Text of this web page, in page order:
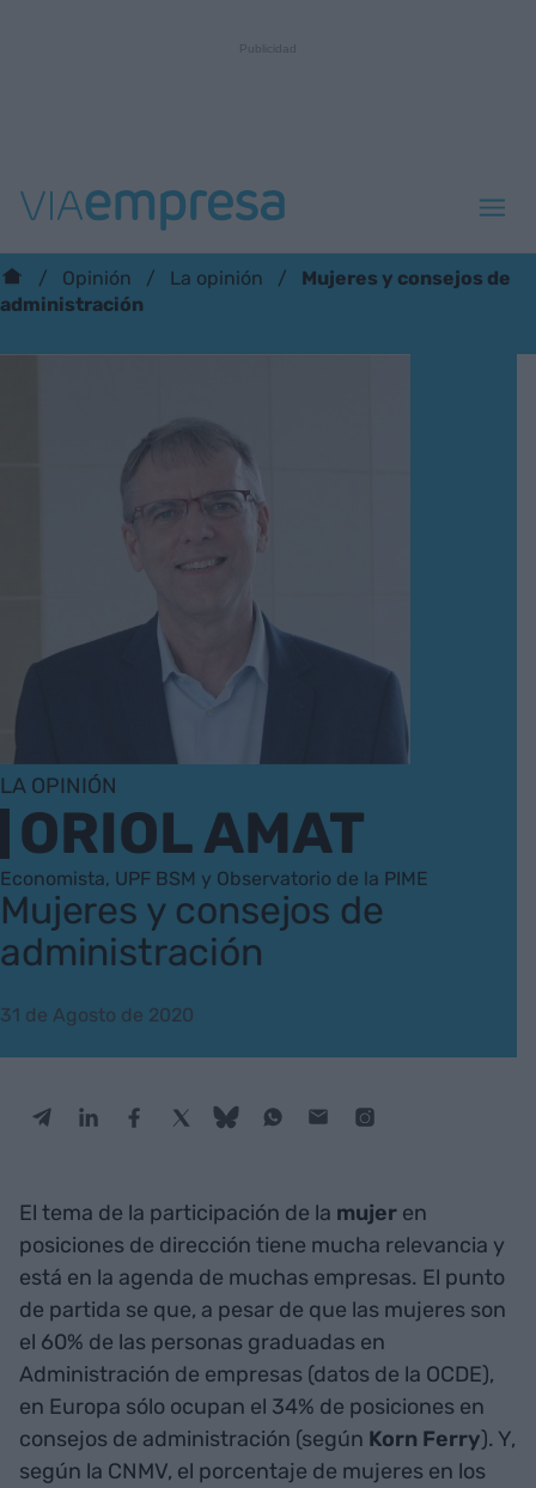
Opinión La opinión
Mujeres y consejos de
administración
LA OPINIÓN
ORIOL AMAT
Economista, UPF BSM y Observatorio de la PIME
Mujeres y consejos de
administración
31 de Agosto de 2020
El tema de la participación de la mujer en
posiciones de dirección tiene mucha relevancia y
está en la agenda de muchas empresas. El punto
de partida se que, a pesar de que las mujeres son
el 60% de las personas graduadas en
Administración de empresas (datos de la OCDE),
en Europa sólo ocupan el 34% de posiciones en
consejos de administración (según Korn Ferry). Y,
según la CNMV, el porcentaje de mujeres en los